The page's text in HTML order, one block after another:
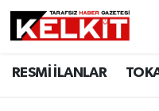
RESMİ İLANLAR